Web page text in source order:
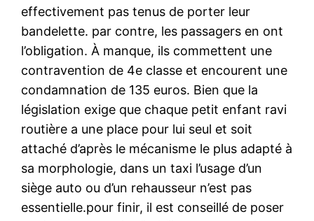
effectivement pas tenus de porter leur
bandelette. par contre, les passagers en ont
l’obligation. À manque, ils commettent une
contravention de 4e classe et encourent une
condamnation de 135 euros. Bien que la
législation exige que chaque petit enfant ravi
routière a une place pour lui seul et soit
attaché d’après le mécanisme le plus adapté à
sa morphologie, dans un taxi l’usage d’un
siège auto ou d’un rehausseur n’est pas
essentielle.pour finir, il est conseillé de poser